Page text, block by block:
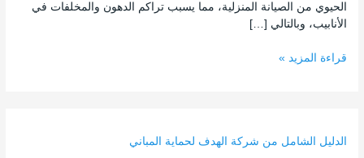
الحيوي من الصيانة المنزلية، مما يسبب تراكم الدهون والمخلفات في
الأنابيب، وبالتالي […]
قراءة المزيد »
الدليل الشامل من شركة الهدف لحماية المباني